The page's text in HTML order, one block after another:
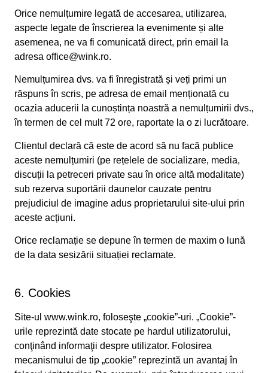
Orice nemulțumire legată de accesarea, utilizarea,
aspecte legate de înscrierea la evenimente și alte
asemenea, ne va fi comunicată direct, prin email la
adresa office@wink.ro.
Nemulțumirea dvs. va fi înregistrată și veți primi un
răspuns în scris, pe adresa de email menționată cu
ocazia aducerii la cunoștința noastră a nemulțumirii dvs.,
în termen de cel mult 72 ore, raportate la o zi lucrătoare.
Clientul declară că este de acord să nu facă publice
aceste nemulțumiri (pe rețelele de socializare, media,
discuții la petreceri private sau în orice altă modalitate)
sub rezerva suportării daunelor cauzate pentru
prejudiciul de imagine adus proprietarului site-ului prin
aceste acțiuni.
Orice reclamație se depune în termen de maxim o lună
de la data sesizării situației reclamate.
6. Cookies
Site-ul www.wink.ro, foloseşte „cookie”-uri. „Cookie”-
urile reprezintă date stocate pe hardul utilizatorului,
conţinând informaţii despre utilizator. Folosirea
mecanismului de tip „cookie” reprezintă un avantaj în